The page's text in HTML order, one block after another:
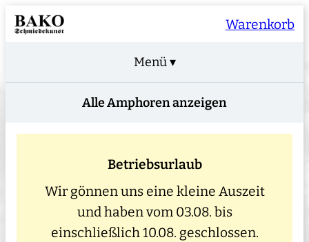
Warenkorb
Menü ▾
Alle Amphoren anzeigen
Betriebsurlaub
Wir gönnen uns eine kleine Auszeit
und haben vom 03.08. bis
einschließlich 10.08. geschlossen.